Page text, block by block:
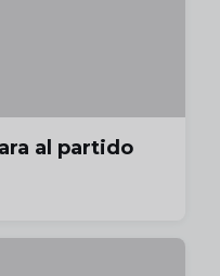
al partido